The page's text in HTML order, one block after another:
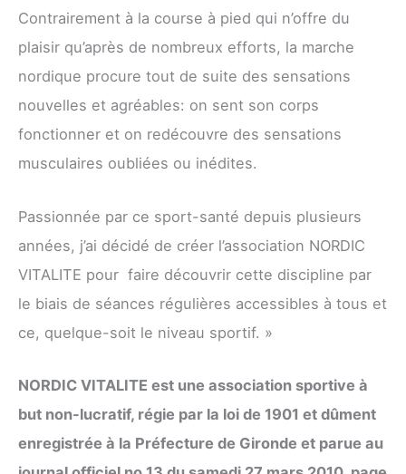
Contrairement à la course à pied qui n’offre du
plaisir qu’après de nombreux efforts, la marche
nordique procure tout de suite des sensations
nouvelles et agréables: on sent son corps
fonctionner et on redécouvre des sensations
musculaires oubliées ou inédites.
Passionnée par ce sport-santé depuis plusieurs
années, j’ai décidé de créer l’association NORDIC
VITALITE pour faire découvrir cette discipline par
le biais de séances régulières accessibles à tous et
ce, quelque-soit le niveau sportif. »
NORDIC VITALITE est une association sportive à
but non-lucratif, régie par la loi de 1901 et dûment
enregistrée à la Préfecture de Gironde et parue au